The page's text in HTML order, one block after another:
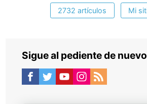
2732 artículos Mi
Sigue al pediente de